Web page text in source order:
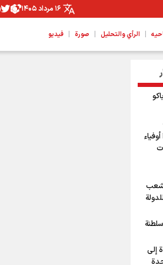
۱۶ مرداد ۱۴۰۵
| الرأي والتحليل | صورة | فيديو
إلى